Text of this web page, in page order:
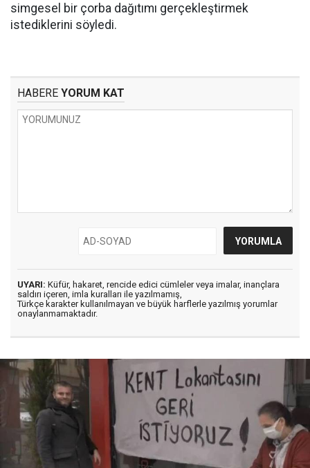
simgesel bir çorba dağıtımı gerçekleştirmek
istediklerini söyledi.
HABERE YORUM KAT
UYARI: Küfür, hakaret, rencide edici cümleler veya imalar, inançlara
saldırı içeren, imla kuralları ile yazılmamış,
Türkçe karakter kullanılmayan ve büyük harflerle yazılmış yorumlar
onaylanmamaktadır.